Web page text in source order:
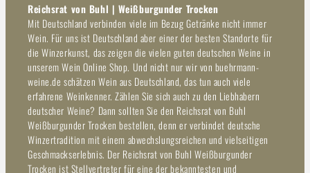
Reichsrat von Buhl | Weißburgunder Trocken
Mit Deutschland verbinden viele im Bezug Getränke nicht immer
Wein. Für uns ist Deutschland aber einer der besten Standorte für
die Winzerkunst, das zeigen die vielen guten deutschen Weine in
unserem Wein Online Shop. Und nicht nur wir von buehrmann-
weine.de schätzen Wein aus Deutschland, das tun auch viele
erfahrene Weinkenner. Zählen Sie sich auch zu den Liebhabern
deutscher Weine? Dann sollten Sie den Reichsrat von Buhl
Weißburgunder Trocken bestellen, denn er verbindet deutsche
Winzertradition mit einem abwechslungsreichen und vielseitigen
Geschmackserlebnis. Der Reichsrat von Buhl Weißburgunder
Trocken ist Stellvertreter für eine der bekanntesten und